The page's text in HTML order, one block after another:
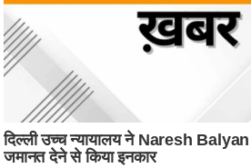
श्ले
ष
ण
म
सा
म